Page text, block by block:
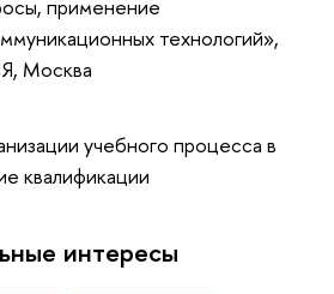
применение
технологий»,
Москва
учебного процесса в
квалификации
интересы